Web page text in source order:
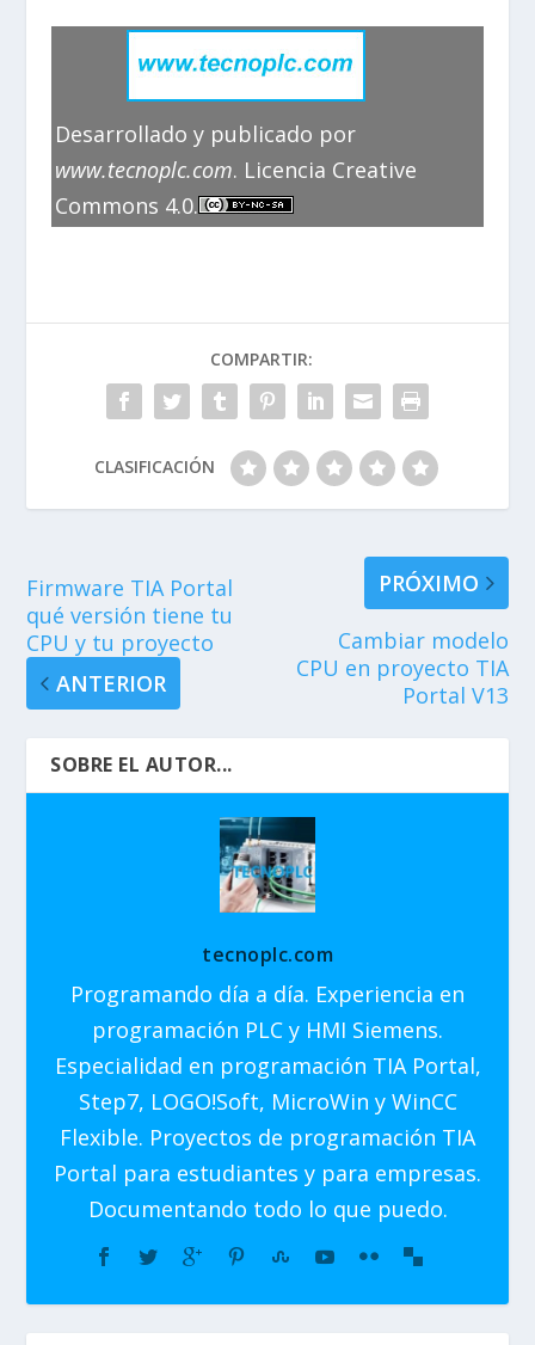
Desarrollado y publicado por
www.tecnoplc.com. Licencia Creative
Commons 4.0.
COMPARTIR:
CLASIFICACIÓN
Firmware TIA Portal
qué versión tiene tu
CPU y tu proyecto
ANTERIOR
PRÓXIMO
Cambiar modelo
CPU en proyecto TIA
Portal V13
SOBRE EL AUTOR...
tecnoplc.com
Programando día a día. Experiencia en
programación PLC y HMI Siemens.
Especialidad en programación TIA Portal,
Step7, LOGO!Soft, MicroWin y WinCC
Flexible. Proyectos de programación TIA
Portal para estudiantes y para empresas.
Documentando todo lo que puedo.